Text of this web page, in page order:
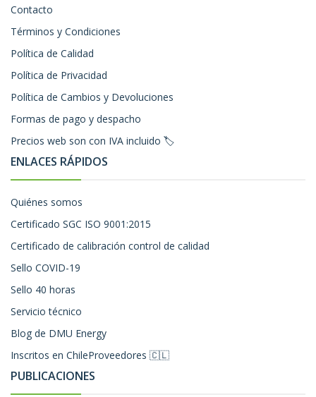
Contacto
Términos y Condiciones
Política de Calidad
Política de Privacidad
Política de Cambios y Devoluciones
Formas de pago y despacho
Precios web son con IVA incluido 🏷️
ENLACES RÁPIDOS
Quiénes somos
Certificado SGC ISO 9001:2015
Certificado de calibración control de calidad
Sello COVID-19
Sello 40 horas
Servicio técnico
Blog de DMU Energy
Inscritos en ChileProveedores 🇨🇱
PUBLICACIONES